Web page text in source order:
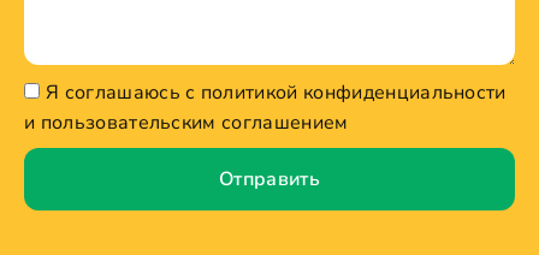
Я соглашаюсь с политикой конфиденциальности
и пользовательским соглашением
Отправить